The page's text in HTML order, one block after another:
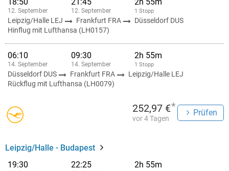
12. September 12. September 1 Stopp
Leipzig/Halle LEJ Frankfurt FRA
Düsseldorf DUS
Hinflug mit Lufthansa (LH0157)
06:10
14. September
09:30
14. September
2h 55m
1 Stopp
Düsseldorf DUS Frankfurt FRA
Leipzig/Halle LEJ
Rückflug mit Lufthansa (LH0079)
252,97 €*
vor 4 Tagen
Prüfen
Leipzig/Halle - Budapest
19:30
22:25 2h 55m